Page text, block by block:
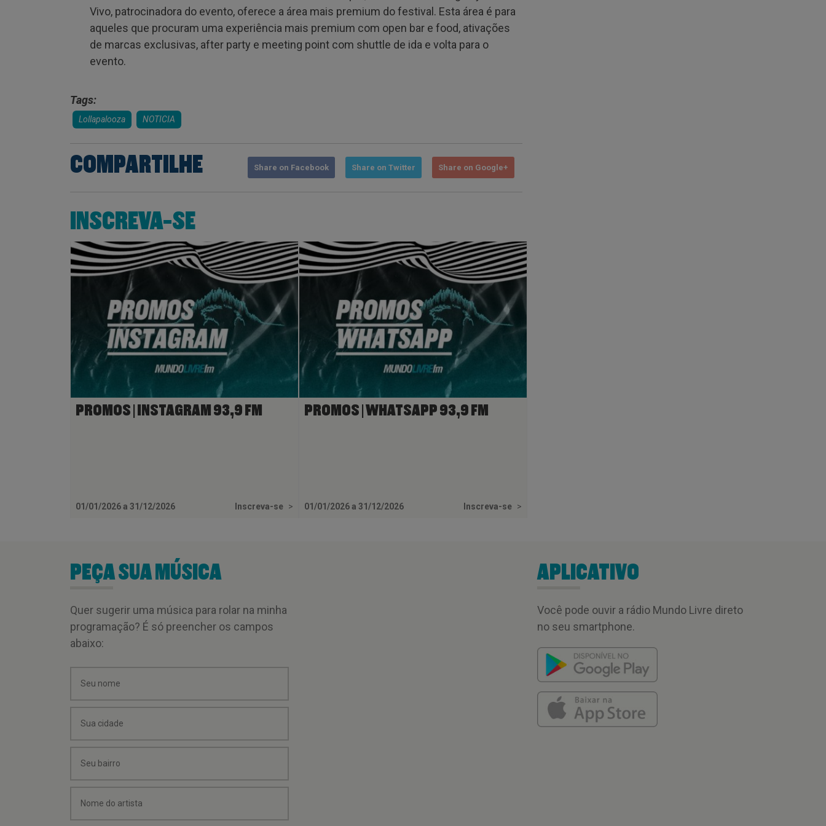
Vivo, patrocinadora do evento, oferece a área mais premium do festival. Esta área é para
aqueles que procuram uma experiência mais premium com open bar e food, ativações
de marcas exclusivas, after party e meeting point com shuttle de ida e volta para o
evento.
Tags:
Lollapalooza NOTICIA
COMPARTILHE Share on Facebook Share on Twitter Share on Google+
INSCREVA-SE
PROMOS | INSTAGRAM 93,9 FM
01/01/2026 a 31/12/2026 Inscreva-se >
PROMOS | WHATSAPP 93,9 FM
01/01/2026 a 31/12/2026 Inscreva-se >
PEÇA SUA MÚSICA
Quer sugerir uma música para rolar na minha
programação? É só preencher os campos
abaixo:
APLICATIVO
Você pode ouvir a rádio Mundo Livre direto
no seu smartphone.